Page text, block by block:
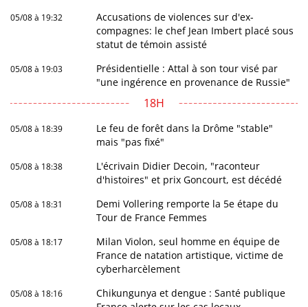
05/08 à 19:32
Accusations de violences sur d'ex-
compagnes: le chef Jean Imbert placé sous
statut de témoin assisté
05/08 à 19:03
Présidentielle : Attal à son tour visé par
"une ingérence en provenance de Russie"
18H
05/08 à 18:39
Le feu de forêt dans la Drôme "stable"
mais "pas fixé"
05/08 à 18:38
L'écrivain Didier Decoin, "raconteur
d'histoires" et prix Goncourt, est décédé
05/08 à 18:31
Demi Vollering remporte la 5e étape du
Tour de France Femmes
05/08 à 18:17
Milan Violon, seul homme en équipe de
France de natation artistique, victime de
cyberharcèlement
05/08 à 18:16
Chikungunya et dengue : Santé publique